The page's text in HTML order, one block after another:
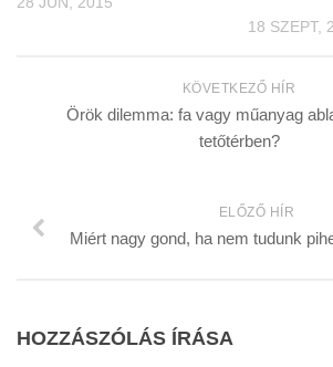
18 SZEPT,
KÖVETKEZŐ HÍR
Örök dilemma: fa vagy műanyag
tetőtérben?
ELŐZŐ HÍR
Miért nagy gond, ha nem tudunk
HOZZÁSZÓLÁS ÍRÁSA